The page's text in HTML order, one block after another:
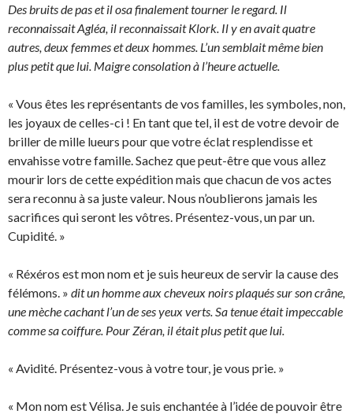
Des bruits de pas et il osa finalement tourner le regard. Il
reconnaissait Agléa, il reconnaissait Klork. Il y en avait quatre
autres, deux femmes et deux hommes. L’un semblait même bien
plus petit que lui. Maigre consolation à l’heure actuelle.
« Vous êtes les représentants de vos familles, les symboles, non,
les joyaux de celles-ci ! En tant que tel, il est de votre devoir de
briller de mille lueurs pour que votre éclat resplendisse et
envahisse votre famille. Sachez que peut-être que vous allez
mourir lors de cette expédition mais que chacun de vos actes
sera reconnu à sa juste valeur. Nous n’oublierons jamais les
sacrifices qui seront les vôtres. Présentez-vous, un par un.
Cupidité. »
« Réxéros est mon nom et je suis heureux de servir la cause des
félémons. » dit un homme aux cheveux noirs plaqués sur son crâne,
une mèche cachant l’un de ses yeux verts. Sa tenue était impeccable
comme sa coiffure. Pour Zéran, il était plus petit que lui.
« Avidité. Présentez-vous à votre tour, je vous prie. »
« Mon nom est Vélisa. Je suis enchantée à l’idée de pouvoir être